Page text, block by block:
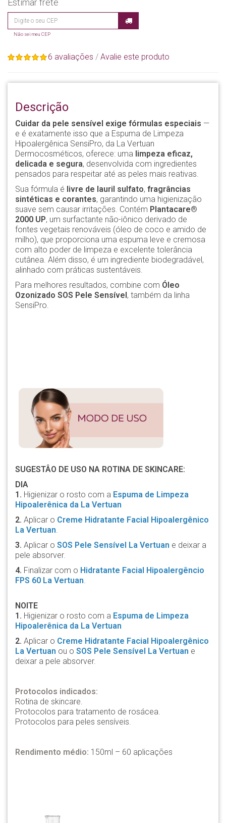
Estimar frete
Não sei meu CEP
6 avaliações / Avalie este produto
Descrição
Cuidar da pele sensível exige fórmulas especiais —
e é exatamente isso que a Espuma de Limpeza
Hipoalergênica SensiPro, da La Vertuan
Dermocosméticos, oferece: uma limpeza eficaz,
delicada e segura, desenvolvida com ingredientes
pensados para respeitar até as peles mais reativas.
Sua fórmula é livre de lauril sulfato, fragrâncias
sintéticas e corantes, garantindo uma higienização
suave sem causar irritações. Contém Plantacare®
2000 UP, um surfactante não-iônico derivado de
fontes vegetais renováveis (óleo de coco e amido de
milho), que proporciona uma espuma leve e cremosa
com alto poder de limpeza e excelente tolerância
cutânea. Além disso, é um ingrediente biodegradável,
alinhado com práticas sustentáveis.
Para melhores resultados, combine com Óleo
Ozonizado SOS Pele Sensível, também da linha
SensiPro.
SUGESTÂO DE USO NA ROTINA DE SKINCARE:
DIA
1. Higienizar o rosto com a Espuma de Limpeza
Hipoalerênica da La Vertuan
2. Aplicar o Creme Hidratante Facial Hipoalergênico
La Vertuan.
3. Aplicar o SOS Pele Sensível La Vertuan e deixar a
pele absorver.
4. Finalizar com o Hidratante Facial Hipoalergêncio
FPS 60 La Vertuan.
NOITE
1. Higienizar o rosto com a Espuma de Limpeza
Hipoalerênica da La Vertuan
2. Aplicar o Creme Hidratante Facial Hipoalergênico
La Vertuan ou o SOS Pele Sensível La Vertuan e
deixar a pele absorver.
Protocolos indicados:
Rotina de skincare.
Protocolos para tratamento de rosácea.
Protocolos para peles sensíveis.
Rendimento médio: 150ml – 60 aplicações